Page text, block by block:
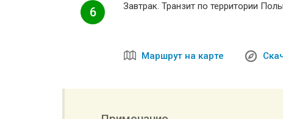
6 Завтрак. Транзит по территории
Маршрут на карте